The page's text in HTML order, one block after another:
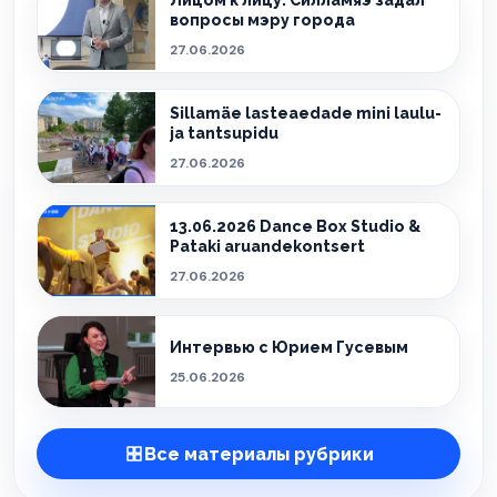
вопросы мэру города
27.06.2026
Sillamäe lasteaedade mini laulu-
ja tantsupidu
27.06.2026
13.06.2026 Dance Box Studio &
Pataki aruandekontsert
27.06.2026
Интервью с Юрием Гусевым
25.06.2026
Все материалы рубрики